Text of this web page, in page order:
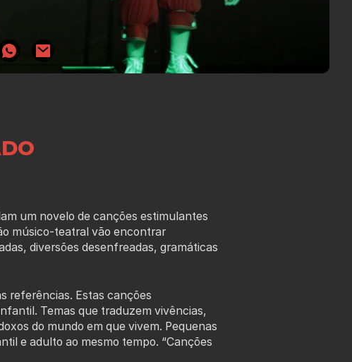
um novelo de canções estimulantes
músico-teatral vão encontrar
diversões desenfreadas, gramáticas
referências. Estas canções
Temas que traduzem vivências,
do mundo em que vivem. Pequenas
e adulto ao mesmo tempo. “Canções